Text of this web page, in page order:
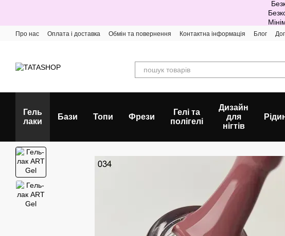
Про нас Оплата і доставка Обмін та повернення Контактна інформація Блог
Гель
лаки
Бази Топи Фрези
Гелі та
полігелі
Дизайн
для
нігтів